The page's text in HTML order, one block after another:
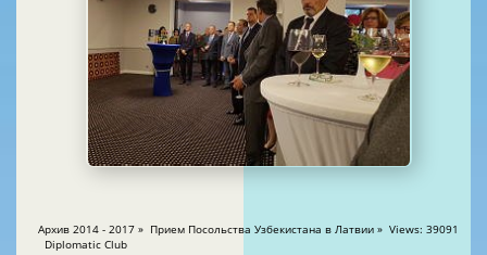
Архив 2014 - 2017 » Прием Посольства Узбекистана в Латвии » Views: 39091
Diplomatic Club